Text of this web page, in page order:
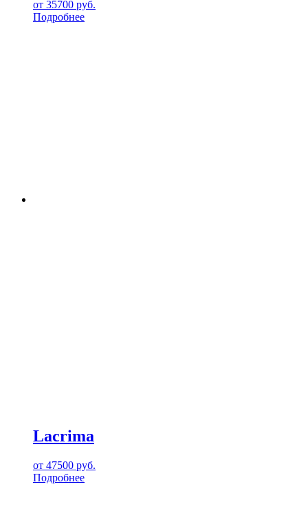
от 35700 руб.
Подробнее
Lacrima
от 47500 руб.
Подробнее